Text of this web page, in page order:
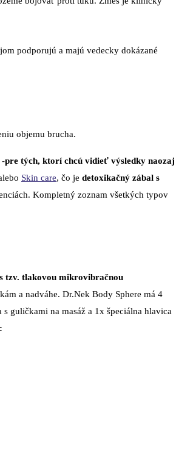
podporujú a majú vedecky dokázané
objemu brucha.
-pre tých, ktorí chcú vidieť výsledky naozaj
Skin care, čo je detoxikačný zábal s
Kompletný zoznam všetkých typov
tzv. tlakovou mikrovibračnou
a nadváhe. Dr.Nek Body Sphere má 4
guličkami na masáž a 1x špeciálna hlavica